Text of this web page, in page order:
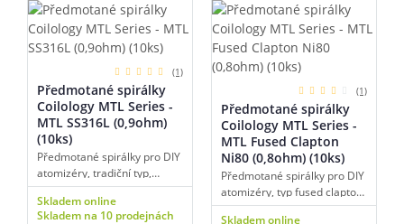
(1)
Předmotané spirálky
Coilology MTL Series -
MTL SS316L (0,9ohm)
(10ks)
Předmotané spirálky pro DIY
atomizéry, tradiční typ,
materiál nerezová ocel,
odpor 0,9 ohm, vhodné pro
Skladem online
Skladem na 10 prodejnách
(1)
Předmotané spirálky
Coilology MTL Series -
MTL Fused Clapton
Ni80 (0,8ohm) (10ks)
Předmotané spirálky pro DIY
atomizéry, typ fused clapton,
materiál nichrom, odpor 0,8
Skladem online